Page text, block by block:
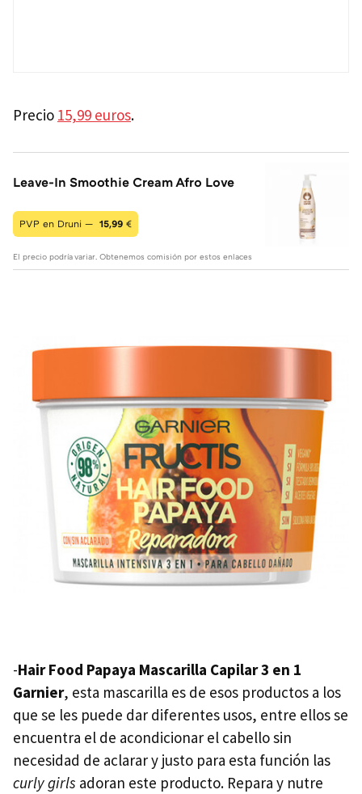
Precio 15,99 euros.
Leave-In Smoothie Cream Afro Love
PVP en Druni — 15,99 €
El precio podría variar. Obtenemos comisión por estos enlaces
-Hair Food Papaya Mascarilla Capilar 3 en 1
Garnier, esta mascarilla es de esos productos a los
que se les puede dar diferentes usos, entre ellos se
encuentra el de acondicionar el cabello sin
necesidad de aclarar y justo para esta función las
curly girls adoran este producto. Repara y nutre